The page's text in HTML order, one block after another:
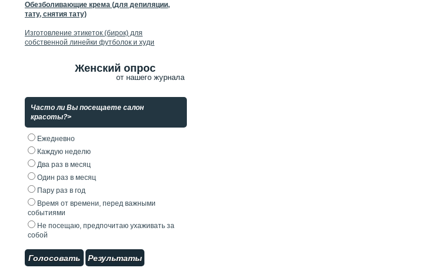
Обезболивающие крема (для депиляции,
тату, снятия тату)
Изготовление этикеток (бирок) для
собственной линейки футболок и худи
Женский опрос
от нашего журнала
Часто ли Вы посещаете салон
красоты?>
Ежедневно
Каждую неделю
Два раз в месяц
Один раз в месяц
Пару раз в год
Время от времени, перед важными
событиями
Не посещаю, предпочитаю ухаживать за
собой
Голосовать Результаты